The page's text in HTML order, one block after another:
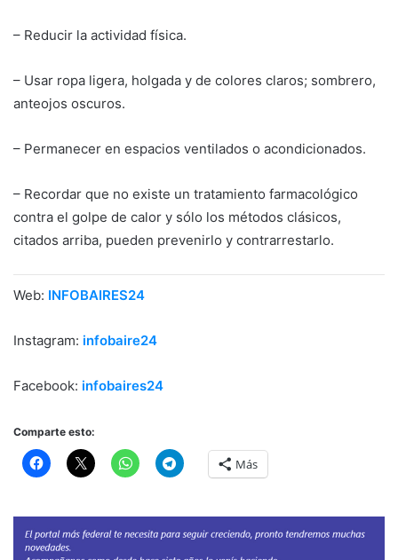
– Reducir la actividad física.
– Usar ropa ligera, holgada y de colores claros; sombrero,
anteojos oscuros.
– Permanecer en espacios ventilados o acondicionados.
– Recordar que no existe un tratamiento farmacológico
contra el golpe de calor y sólo los métodos clásicos,
citados arriba, pueden prevenirlo y contrarrestarlo.
Web: INFOBAIRES24
Instagram: infobaire24
Facebook: infobaires24
Comparte esto:
Más